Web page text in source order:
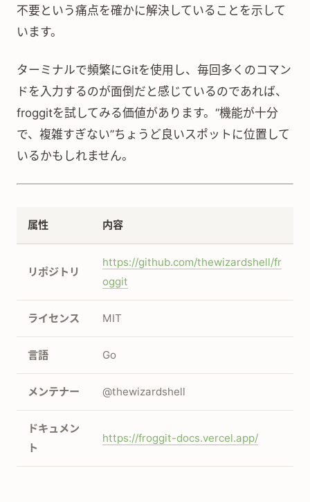
不要という痛点を確かに解決していることを示して
います。
ターミナルで頻繁にGitを使用し、毎回多くのコマン
ドを入力するのが面倒だと感じているのであれば、
froggitを試してみる価値があります。“機能が十分
で、複雑すぎない”ちょうど良いスポットに位置して
いるかもしれません。
属性 内容
リポジトリ
https://github.com/thewizardshell/fr
oggit
ライセンス MIT
言語 Go
メンテナー @thewizardshell
ドキュメン
ト
https://froggit-docs.vercel.app/